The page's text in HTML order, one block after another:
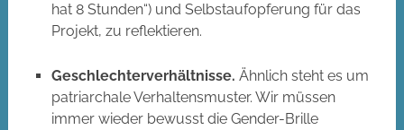
hat 8 Stunden“) und Selbstaufopferung für das
Projekt, zu reflektieren.
Geschlechterverhältnisse. Ähnlich steht es um
patriarchale Verhaltensmuster. Wir müssen
immer wieder bewusst die Gender-Brille